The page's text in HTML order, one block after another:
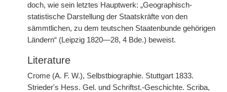
doch, wie sein letztes Hauptwerk: „Geographisch-
statistische Darstellung der Staatskräfte von den
sämmtlichen, zu dem teutschen Staatenbunde gehörigen
Ländern“ (Leipzig 1820—28, 4 Bde.) beweist.
Literature
Crome (A. F. W.), Selbstbiographie. Stuttgart 1833.
Strieder's Hess. Gel. und Schriftst.-Geschichte. Scriba,